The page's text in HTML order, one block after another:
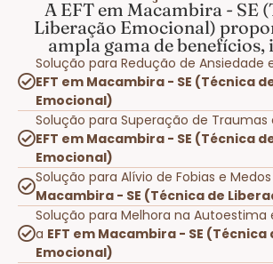
A EFT em Macambira - SE
Liberação Emocional)
ampla gama de
Solução para Redução de Ansiedade
EFT em Macambira - SE (Técnica
Emocional)
Solução para Superação de Traumas
EFT em Macambira - SE (Técnica
Emocional)
Solução para Alívio de Fobias e
Macambira - SE (Técnica de
Solução para Melhora na
a EFT em Macambira - SE
Emocional)